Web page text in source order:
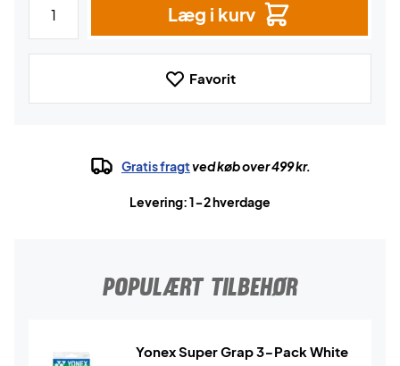
Læg i kurv
Favorit
Gratis fragtved køb over 499 kr.
Levering: 1-2 hverdage
POPULÆRT TILBEHØR
Yonex Super Grap 3-Pack White